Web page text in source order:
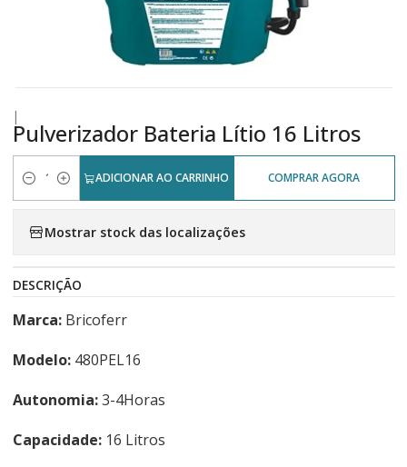
|
Pulverizador Bateria Lítio 16 Litros
Quantidade
ADICIONAR AO CARRINHO COMPRAR AGORA
Mostrar stock das localizações
DESCRIÇÃO
Marca:Bricoferr
Modelo:480PEL16
Autonomia:3-4Horas
Capacidade:16 Litros